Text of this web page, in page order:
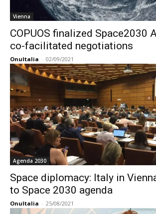
Vienna
COPUOS finalized Space2030
co-facilitated negotiations
OnuItalia - 02/09/2021
Agenda 2030
Space diplomacy: Italy in
to Space 2030 agenda
OnuItalia - 25/08/2021